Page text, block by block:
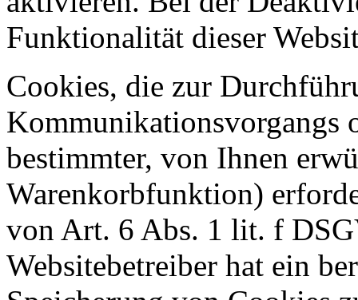
Funktionalität dieser
Cookies, die zur
Kommunikationsvorgangs
bestimmter, von Ihnen
Warenkorbfunktion)
von Art. 6 Abs. 1 lit. f
Websitebetreiber hat ein